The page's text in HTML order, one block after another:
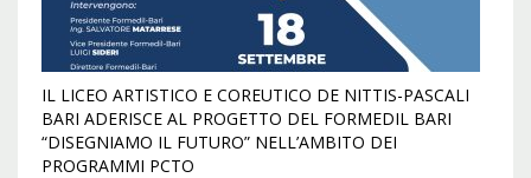
IL LICEO ARTISTICO E COREUTICO DE NITTIS-PASCALI
BARI ADERISCE AL PROGETTO DEL FORMEDIL BARI
“DISEGNIAMO IL FUTURO” NELL’AMBITO DEI
PROGRAMMI PCTO